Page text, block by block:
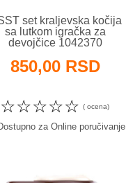
set kraljevska kočija
sa lutkom igračka za
devojčice 1042370
850,00 RSD
☆
☆
☆
☆
☆ ( ocena)
za Online poručivanje